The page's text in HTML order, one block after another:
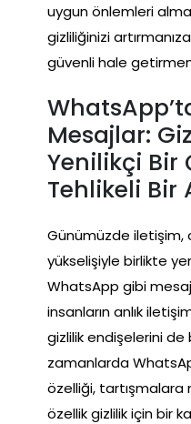
uygun önlemleri
gizliliğinizi
güvenli hale
Mesajlar:
Yenilikçi Bir
Tehlikeli Bir
Günümüzde iletişim,
yükselişiyle birlikte
WhatsApp gibi
insanların anlık
gizlilik endişelerini
zamanlarda
özelliği, tartışmalara
özellik gizlilik için bir